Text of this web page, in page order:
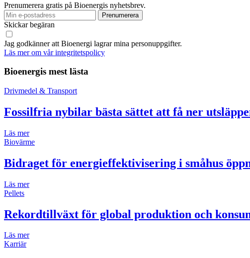
Prenumerera gratis på Bioenergis nyhetsbrev.
Skickar begäran
Jag godkänner att Bioenergi lagrar mina personuppgifter.
Läs mer om vår integritetspolicy
Bioenergis mest lästa
Drivmedel & Transport
Fossilfria nybilar bästa sättet att få ner
Läs mer
Biovärme
Bidraget för energieffektivisering i småhus
Läs mer
Pellets
Rekordtillväxt för global produktion och
Läs mer
Karriär